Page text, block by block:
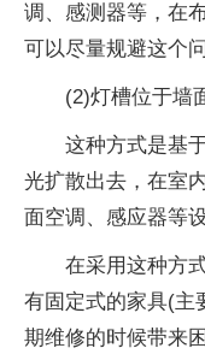
调、感测器等，在
可以尽量规避这个问
(2)灯槽位于墙
这种方式是基
光扩散出去，在室
面空调、感应器等设
在采用这种方
有固定式的家具(主
期维修的时候带来困